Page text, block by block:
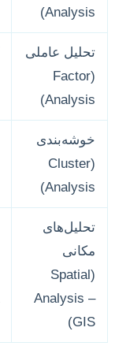
Analysis)
تحلیل عاملی
(Factor
Analysis)
خوشه‌بندی
(Cluster
Analysis)
تحلیل‌های
مکانی
(Spatial
Analysis –
GIS)